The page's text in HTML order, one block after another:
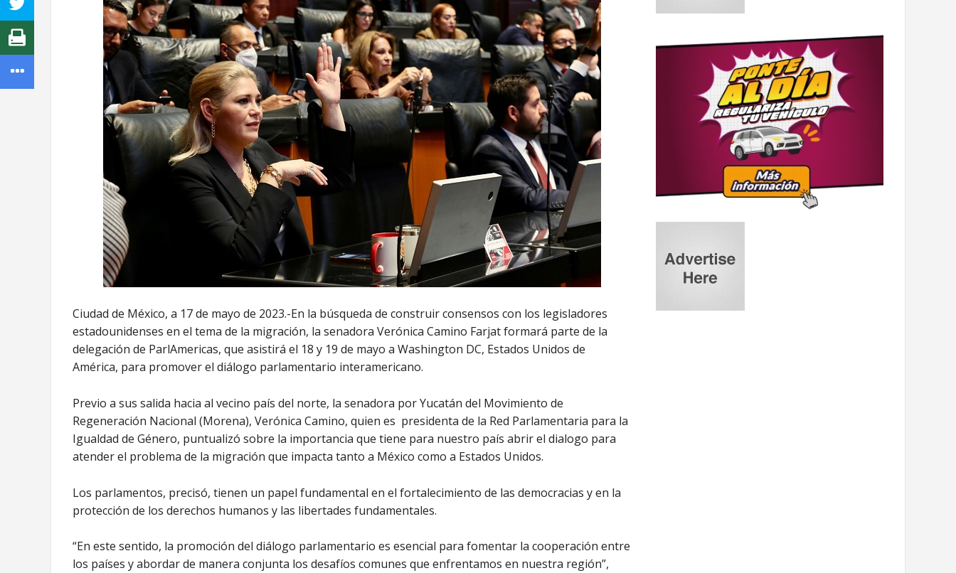
Ciudad de México, a 17 de mayo de 2023.-En la búsqueda de construir consensos con los legisladores
estadounidenses en el tema de la migración, la senadora Verónica Camino Farjat formará parte de la
delegación de ParlAmericas, que asistirá el 18 y 19 de mayo a Washington DC, Estados Unidos de
América, para promover el diálogo parlamentario interamericano.
Previo a sus salida hacia al vecino país del norte, la senadora por Yucatán del Movimiento de
Regeneración Nacional (Morena), Verónica Camino, quien es presidenta de la Red Parlamentaria para la
Igualdad de Género, puntualizó sobre la importancia que tiene para nuestro país abrir el dialogo para
atender el problema de la migración que impacta tanto a México como a Estados Unidos.
Los parlamentos, precisó, tienen un papel fundamental en el fortalecimiento de las democracias y en la
protección de los derechos humanos y las libertades fundamentales.
“En este sentido, la promoción del diálogo parlamentario es esencial para fomentar la cooperación entre
los países y abordar de manera conjunta los desafíos comunes que enfrentamos en nuestra región”,